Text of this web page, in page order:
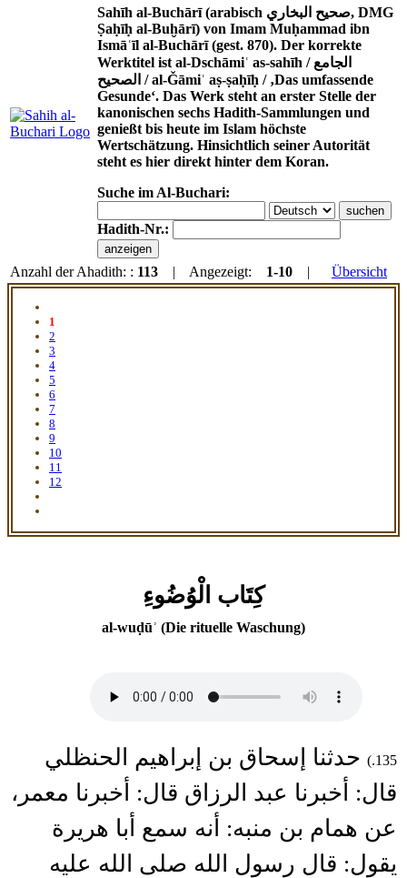
Sahīh al-Buchārī (arabisch صحيح البخاري, DMG
Ṣaḥīḥ al-Buḫārī) von Imam Muḥammad ibn
Ismāʿīl al-Buchārī (gest. 870). Der korrekte
Werktitel ist al-Dschāmiʿ as-sahīh / الجامع
الصحيح / al-Ǧāmiʿ aṣ-ṣaḥīḥ / ‚Das umfassende
Gesunde‘. Das Werk steht an erster Stelle der
kanonischen sechs Hadith-Sammlungen und
genießt bis heute im Islam höchste
Wertschätzung. Hinsichtlich seiner Autorität
steht es hier direkt hinter dem Koran.
Suche im Al-Buchari:
Hadith-Nr.:
Anzahl der Ahadith: : 113 | Angezeigt: 1-10 | Übersicht
1
2
3
4
5
6
7
8
9
10
11
12
كِتَاب الْوُضُوءِ
al-wuḍūʾ (Die rituelle Waschung)
135.)
حدثنا إسحاق بن إبراهيم الحنظلي
قال: أخبرنا عبد الرزاق قال: أخبرنا معمر،
عن همام بن منبه: أنه سمع أبا هريرة
يقول: قال رسول الله صلى الله عليه